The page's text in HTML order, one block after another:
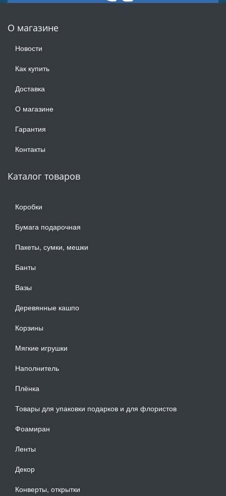
О магазине
Новости
Как купить
Доставка
О магазине
Гарантия
Контакты
Каталог товаров
Коробки
Бумага подарочная
Пакеты, сумки, мешки
Банты
Вазы
Деревянные кашпо
Корзины
Мягкие игрушки
Наполнитель
Плёнка
Товары для упаковки подарков и для флористов
Фоамиран
Ленты
Декор
Конверты, открытки